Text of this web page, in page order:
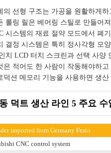
의 선형 구조는 가공을 원활하게
롤링 릴은 베어링 스틸로 만들어
시스템의 재료 절약 모드에서 폐
결정 시스템은 특히 정사각형 모
치 LCD 터치 스크린과 선택 사양
은 적어도 한 사람이 작동해야하
덕션 메모리 기능을 사용하면 생
덕트 생산 라인 5 주요 수
imported from Germany Festo
CNC control system